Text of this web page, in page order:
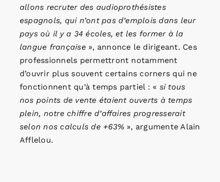
allons recruter des audioprothésistes
espagnols, qui n’ont pas d’emplois dans leur
pays où il y a 34 écoles, et les former à la
langue française», annonce le dirigeant. Ces
professionnels permettront notamment
d’ouvrir plus souvent certains corners qui ne
fonctionnent qu’à temps partiel : « si tous
nos points de vente étaient ouverts à temps
plein, notre chiffre d’affaires progresserait
selon nos calculs de +63% », argumente Alain
Afflelou.